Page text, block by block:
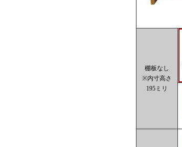
棚板なし
※内寸高さ
195ミリ